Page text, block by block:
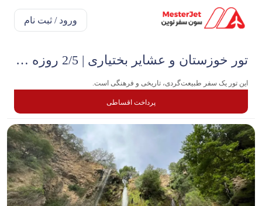
ورود / ثبت نام
تور خوزستان و عشایر بختیاری | 2/5 روزه بهمن
این تور یک سفر طبیعت‌گردی، تاریخی و فرهنگی است.
پرداخت اقساطی